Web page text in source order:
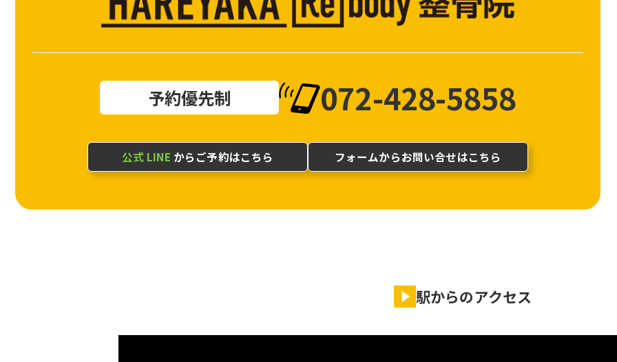
予約優先制 072-428-5858
公式 LINE からご予約はこちら フォームからお問い合せはこちら
駅からのアクセス